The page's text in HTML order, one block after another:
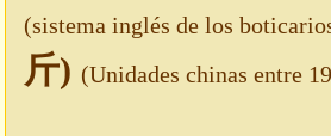
(sistema inglés de los
斤) (Unidades chinas entre